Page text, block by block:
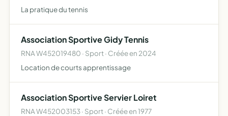
La pratique du tennis
Association Sportive Gidy Tennis
RNA W452019480 · Sport · Créée en 2024
Location de courts apprentissage
Association Sportive Servier Loiret
RNA W452003153 · Sport · Créée en 1977